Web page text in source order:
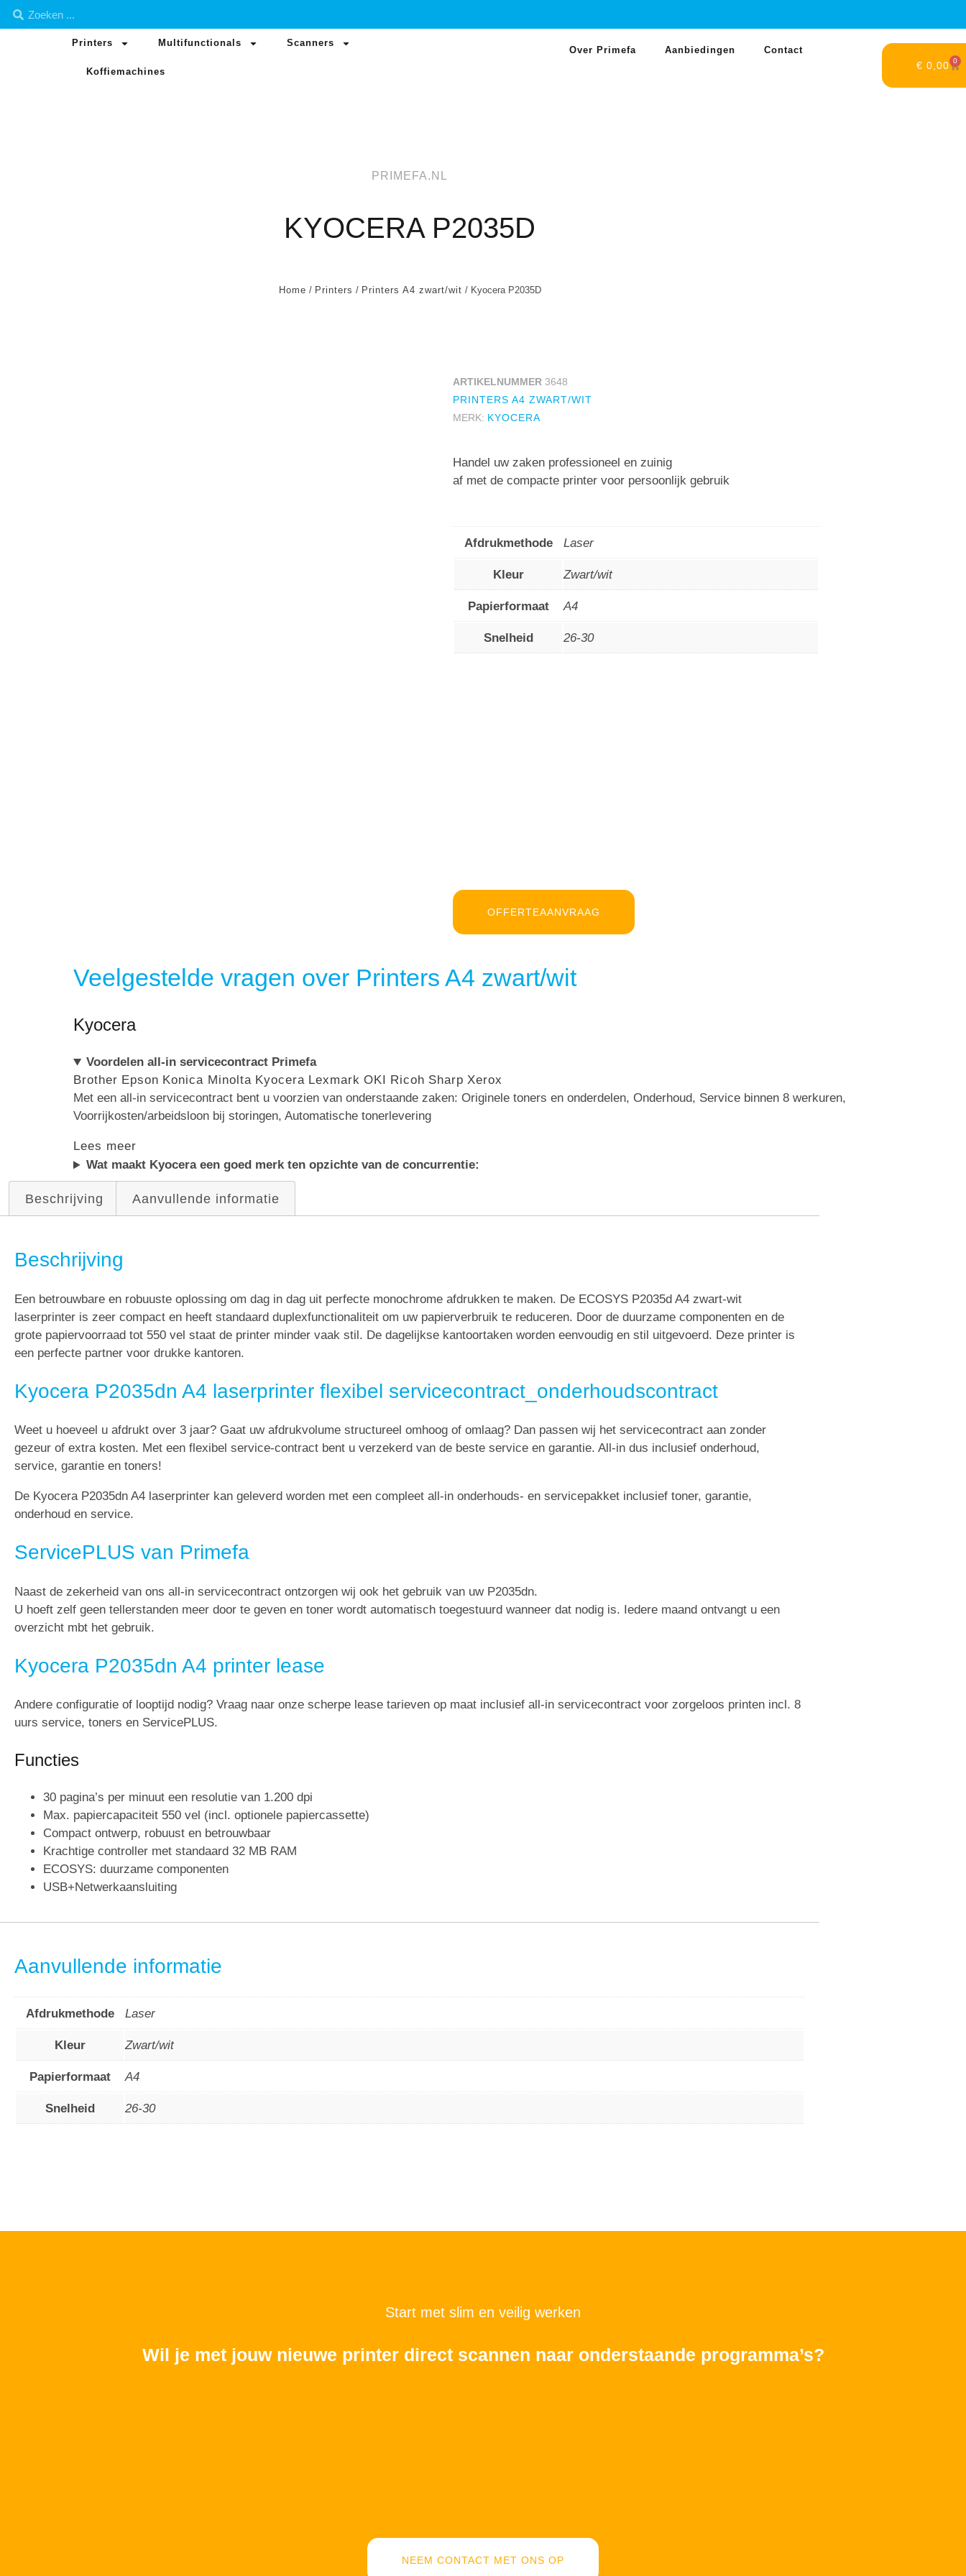
Printers Multifunctionals Scanners
Koffiemachines
Over Primefa Aanbiedingen Contact
€ 0,00 0
PRIMEFA.NL
KYOCERA P2035D
Home / Printers / Printers A4 zwart/wit / Kyocera P2035D
ARTIKELNUMMER 3648
PRINTERS A4 ZWART/WIT
MERK: KYOCERA
Handel uw zaken professioneel en zuinig
af met de compacte printer voor persoonlijk gebruik
Afdrukmethode Laser
Kleur Zwart/wit
Papierformaat A4
Snelheid 26-30
OFFERTEAANVRAAG
Veelgestelde vragen over Printers A4 zwart/wit
Kyocera
Voordelen all-in servicecontract Primefa
Brother Epson Konica Minolta Kyocera Lexmark OKI Ricoh Sharp Xerox
Met een all-in servicecontract bent u voorzien van onderstaande zaken: Originele toners en onderdelen, Onderhoud, Service binnen 8 werkuren,
Voorrijkosten/arbeidsloon bij storingen, Automatische tonerlevering
Lees meer
Wat maakt Kyocera een goed merk ten opzichte van de concurrentie:
Beschrijving Aanvullende informatie
Beschrijving
Een betrouwbare en robuuste oplossing om dag in dag uit perfecte monochrome afdrukken te maken. De ECOSYS P2035d A4 zwart-wit
laserprinter is zeer compact en heeft standaard duplexfunctionaliteit om uw papierverbruik te reduceren. Door de duurzame componenten en de
grote papiervoorraad tot 550 vel staat de printer minder vaak stil. De dagelijkse kantoortaken worden eenvoudig en stil uitgevoerd. Deze printer is
een perfecte partner voor drukke kantoren.
Kyocera P2035dn A4 laserprinter flexibel servicecontract_onderhoudscontract
Weet u hoeveel u afdrukt over 3 jaar? Gaat uw afdrukvolume structureel omhoog of omlaag? Dan passen wij het servicecontract aan zonder
gezeur of extra kosten. Met een flexibel service-contract bent u verzekerd van de beste service en garantie. All-in dus inclusief onderhoud,
service, garantie en toners!
De Kyocera P2035dn A4 laserprinter kan geleverd worden met een compleet all-in onderhouds- en servicepakket inclusief toner, garantie,
onderhoud en service.
ServicePLUS van Primefa
Naast de zekerheid van ons all-in servicecontract ontzorgen wij ook het gebruik van uw P2035dn.
U hoeft zelf geen tellerstanden meer door te geven en toner wordt automatisch toegestuurd wanneer dat nodig is. Iedere maand ontvangt u een
overzicht mbt het gebruik.
Kyocera P2035dn A4 printer lease
Andere configuratie of looptijd nodig? Vraag naar onze scherpe lease tarieven op maat inclusief all-in servicecontract voor zorgeloos printen incl. 8
uurs service, toners en ServicePLUS.
Functies
30 pagina’s per minuut een resolutie van 1.200 dpi
Max. papiercapaciteit 550 vel (incl. optionele papiercassette)
Compact ontwerp, robuust en betrouwbaar
Krachtige controller met standaard 32 MB RAM
ECOSYS: duurzame componenten
USB+Netwerkaansluiting
Aanvullende informatie
Afdrukmethode Laser
Kleur Zwart/wit
Papierformaat A4
Snelheid 26-30
Start met slim en veilig werken
Wil je met jouw nieuwe printer direct scannen naar onderstaande programma’s?
NEEM CONTACT MET ONS OP